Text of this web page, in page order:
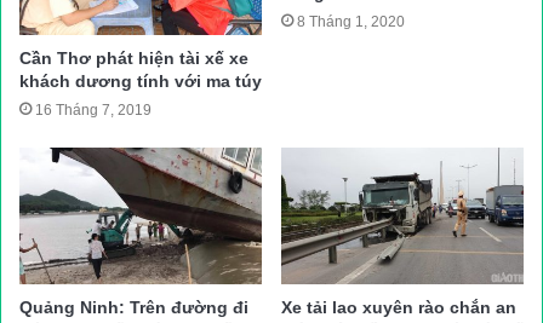
công an phường địa bàn, Đội CSGT trật tự cơ động Công an
quận Bắc Từ Liêm khám nghiệm hiện trường, để tìm ra nguyên
nhân của vụ TNGT.
Nguồn bài viết:
ATGT.VN
tai nạn giao thông Tin tuc trong ngay
Cần Thơ phát hiện tài xế xe
khách dương tính với ma túy
16 Tháng 7, 2019
8 Tháng 1, 2020
Quảng Ninh: Trên đường đi
Xe tải lao xuyên rào chắn an